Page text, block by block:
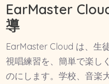
EarMaster
導
EarMaster Cloud は、生
視唱練習を、簡単で楽し
のにします。学校、音楽